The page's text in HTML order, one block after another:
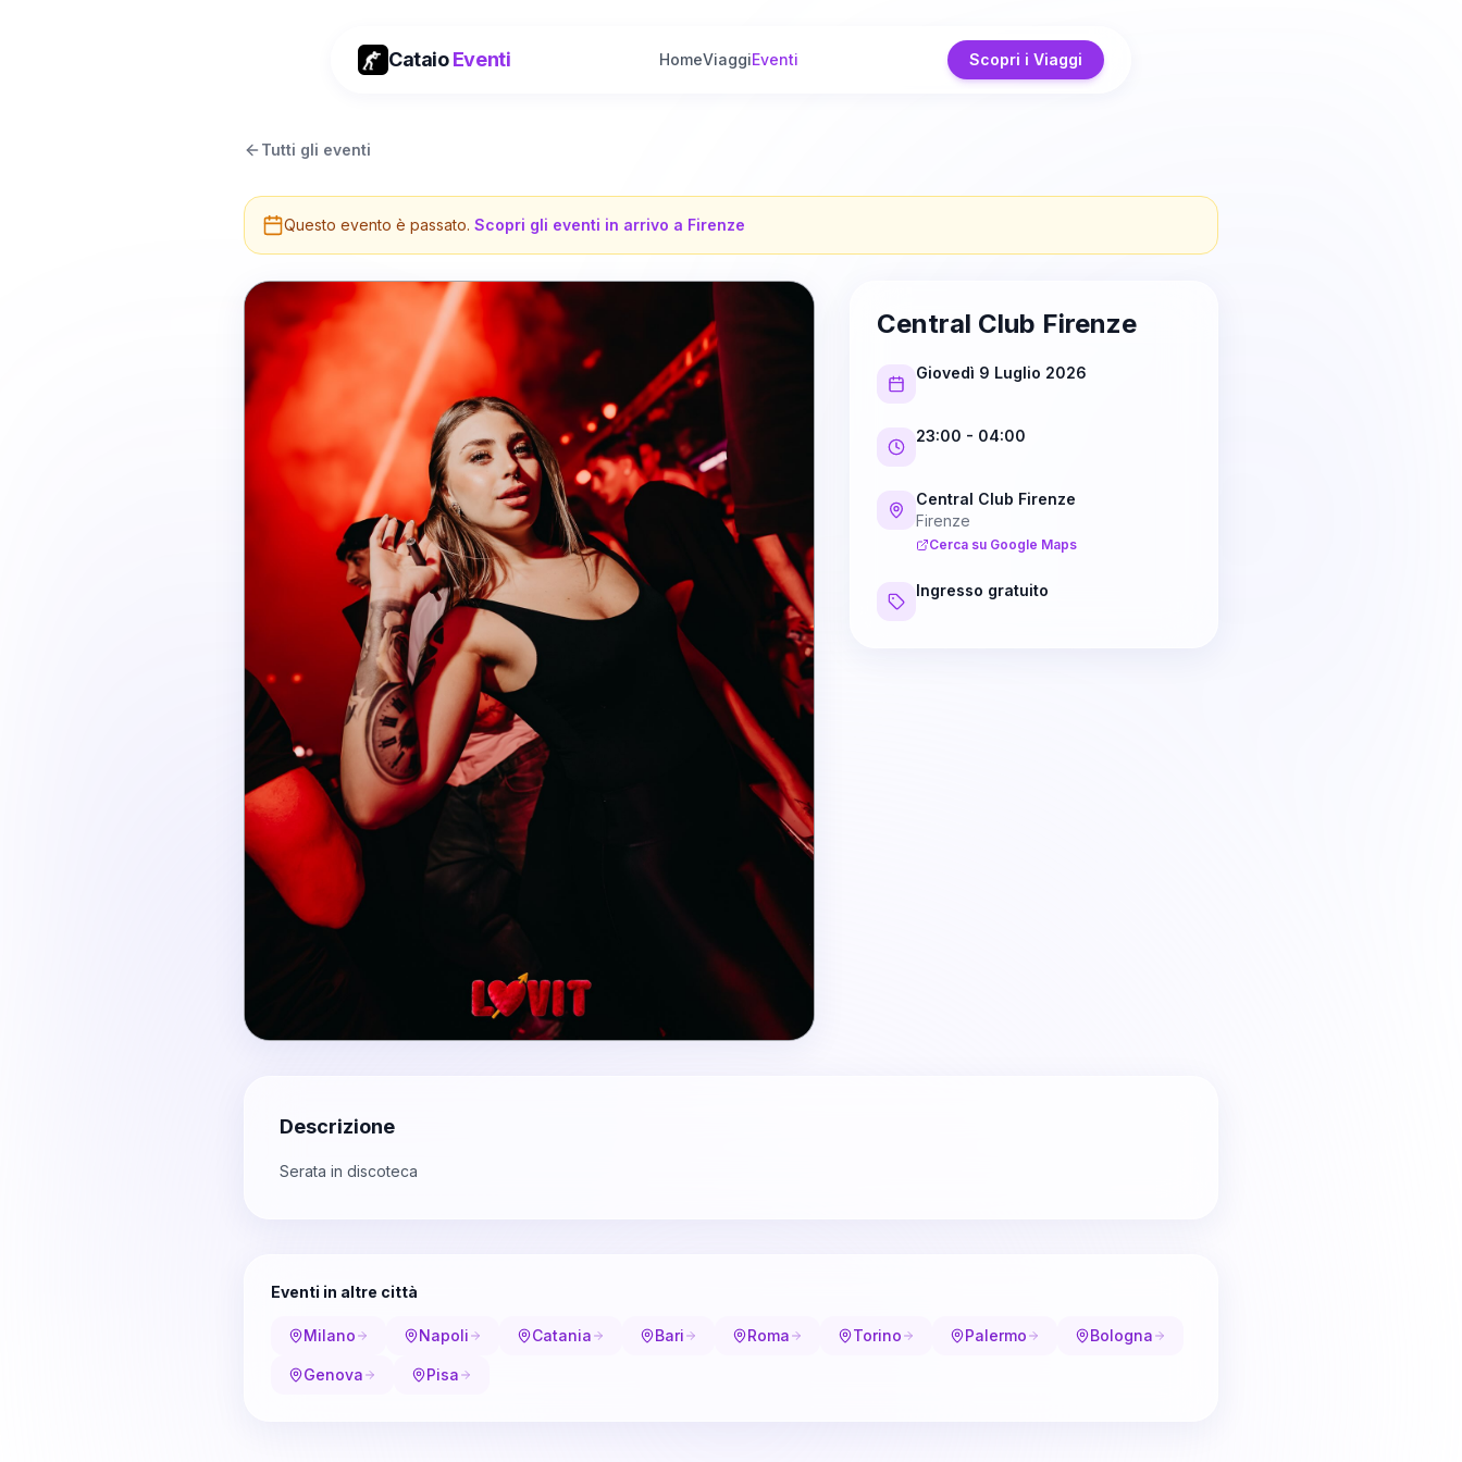
CataioEventi HomeViaggiEventi Scopri i Viaggi
Tutti gli eventi
Questo evento è passato. Scopri gli eventi in arrivo a Firenze
Central Club Firenze
Giovedì 9 Luglio 2026
23:00 - 04:00
Central Club Firenze
Firenze
Cerca su Google Maps
Ingresso gratuito
Descrizione
Serata in discoteca
Eventi in altre città
Milano Napoli Catania Bari Roma Torino Palermo Bologna
Genova Pisa